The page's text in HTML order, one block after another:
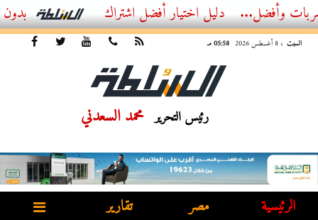
أفضل اشتراك IPTV بدون تقطيع 2026 – دليل المشاهد العصري
السبت ، 8 أغسطس 2026 05:58 مـ
رئيس التحرير محمد السعدني
الرئيسية مصر تقارير